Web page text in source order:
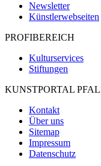
Newsletter
Künstlerwebseiten
PROFIBEREICH
Kulturservices
Stiftungen
KUNSTPORTAL
Kontakt
Über uns
Sitemap
Impressum
Datenschutz